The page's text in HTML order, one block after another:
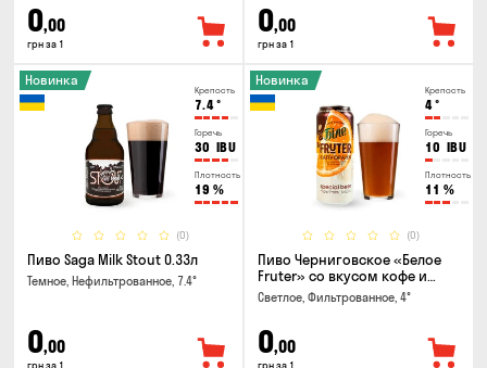
0,00
грн за 1
0,00
грн за 1
Крепость
7.4°
Горечь
30 IBU
Плотность
19 %
(0)
Новинка
Пиво Saga Milk Stout 0.33л
Темное, Нефильтрованное, 7.4°
0,00
грн за 1
Крепость
4°
Горечь
10 IBU
Плотность
11 %
(0)
Новинка
Пиво Черниговское «Белое
Fruter» со вкусом кофе и
апельсина 0.5 л
Светлое, Фильтрованное, 4°
0,00
грн за 1